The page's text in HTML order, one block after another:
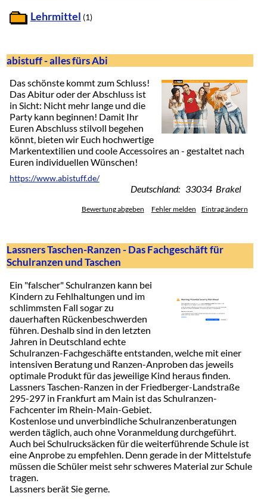
Lehrmittel (1)
abistuff - alles fürs Abi
Das schönste kommt zum Schluss!
Das Abitur oder der Abschluss ist
in Sicht: Nicht mehr lange und die
Party kann beginnen! Damit Ihr
Euren Abschluss stilvoll begehen
könnt, bieten wir Euch hochwertige
Markentextilien und coole Accessoires an - gestaltet nach
Euren individuellen Wünschen!
https://www.abistuff.de/
Deutschland: 33034 Brakel
Bewertung abgeben Fehler melden Eintrag ändern
Lassners Taschen-Ranzen - Das Fachgeschäft für
Schulranzen und Taschen
Ein "falscher" Schulranzen kann bei
Kindern zu Fehlhaltungen und im
schlimmsten Fall sogar zu
dauerhaften Rückenbeschwerden
führen. Deshalb sind in den letzten
Jahren in Deutschland echte
Schulranzen-Fachgeschäfte entstanden, welche mit einer
intensiven Beratung und Ranzen-Anproben das jeweils
optimale Produkt für das jeweilige Kind heraus finden.
Lassners Taschen-Ranzen in der Friedberger-Landstraße
295-297 in Frankfurt am Main ist das Schulranzen-
Fachcenter im Rhein-Main-Gebiet.
Kostenlose und unverbindliche Schulranzenberatungen
werden täglich, auch ohne Voranmeldung durchgeführt.
Auch bei Schulrucksäcken für die weiterführende Schule ist
eine Anprobe zu empfehlen. Denn gerade in der Mittelstufe
müssen die Schüler meist sehr schweres Material zur Schule
tragen.
Lassners berät Sie gerne.